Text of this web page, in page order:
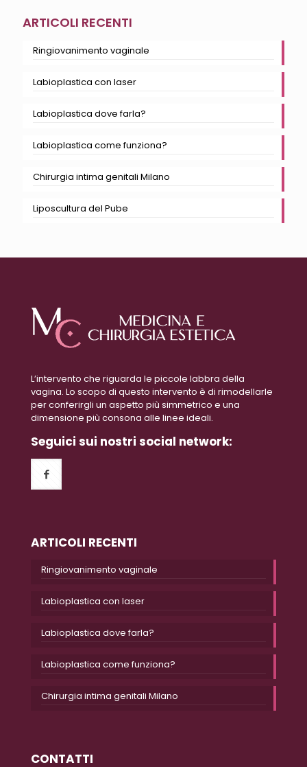
ARTICOLI RECENTI
Ringiovanimento vaginale
Labioplastica con laser
Labioplastica dove farla?
Labioplastica come funziona?
Chirurgia intima genitali Milano
Liposcultura del Pube
L’intervento che riguarda le piccole labbra della
vagina. Lo scopo di questo intervento è di rimodellarle
per conferirgli un aspetto più simmetrico e una
dimensione più consona alle linee ideali.
Seguici sui nostri social network:
ARTICOLI RECENTI
Ringiovanimento vaginale
Labioplastica con laser
Labioplastica dove farla?
Labioplastica come funziona?
Chirurgia intima genitali Milano
CONTATTI